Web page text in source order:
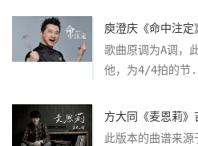
庾澄庆《命中注
歌曲原调为A调，
他，为4/4拍的
方大同《麦恩莉
此版本的曲谱来源